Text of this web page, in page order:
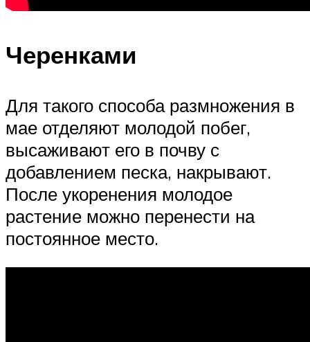
Черенками
Для такого способа размножения в
мае отделяют молодой побег,
высаживают его в почву с
добавлением песка, накрывают.
После укоренения молодое
растение можно перенести на
постоянное место.